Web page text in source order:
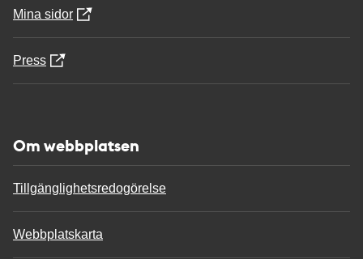
Mina sidor
Press
Om webbplatsen
Tillgänglighetsredogörelse
Webbplatskarta